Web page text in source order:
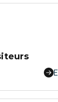
s’enregistrer
le